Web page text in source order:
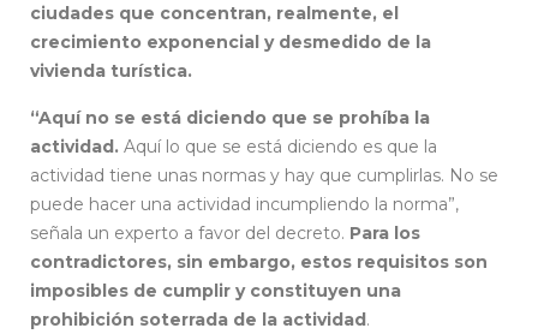
ciudades que concentran, realmente, el
crecimiento exponencial y desmedido de la
vivienda turística.
“Aquí no se está diciendo que se prohíba la
actividad. Aquí lo que se está diciendo es que la
actividad tiene unas normas y hay que cumplirlas. No se
puede hacer una actividad incumpliendo la norma”,
señala un experto a favor del decreto. Para los
contradictores, sin embargo, estos requisitos son
imposibles de cumplir y constituyen una
prohibición soterrada de la actividad.